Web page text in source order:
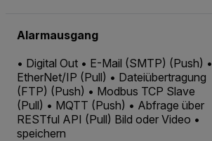
Alarmausgang
• Digital Out • E-Mail (SMTP) (Push) •
EtherNet/IP (Pull) • Dateiübertragung
(FTP) (Push) • Modbus TCP Slave
(Pull) • MQTT (Push) • Abfrage über
RESTful API (Pull) Bild oder Video •
speichern